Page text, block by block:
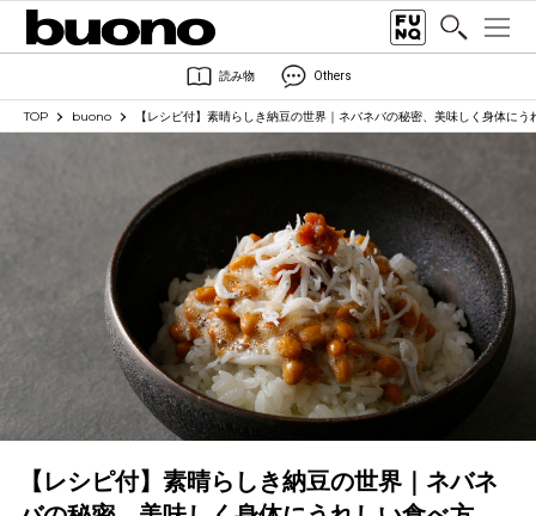
読み物 Others
TOP buono 【レシピ付】素晴らしき納豆の世界｜ネバネバの秘密、美味しく身体にう
【レシピ付】素晴らしき納豆の世界｜ネバネ